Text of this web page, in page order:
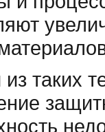
таких